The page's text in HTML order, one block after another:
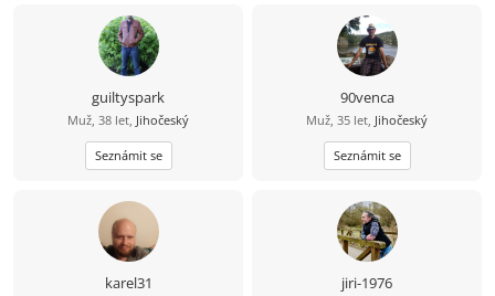
překážkou????
guiltyspark
Muž, 38 let, Jihočeský
Seznámit se
90venca
Muž, 35 let, Jihočeský
Seznámit se
karel31 jiri-1976